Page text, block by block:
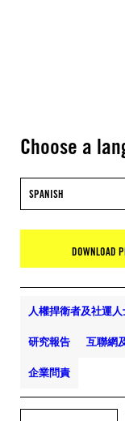
Choose a
SPANISH
DOWNLOAD
人權捍衛者及社運人
研究報告 互聯網
企業問責